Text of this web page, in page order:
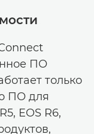
ПО
только
ПО для
EOS R6,